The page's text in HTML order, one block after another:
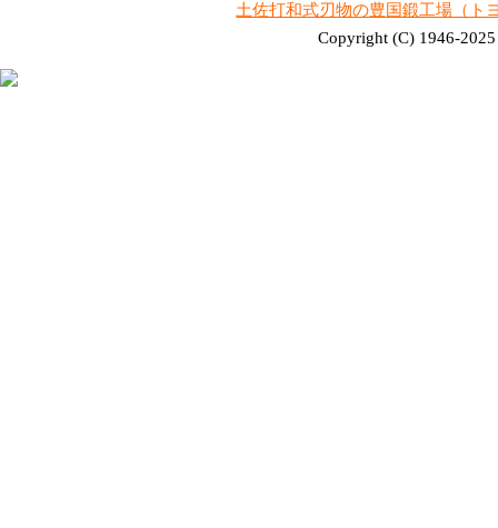
土佐打和式刃物の豊国鍛工場（ト
Copyright (C) 1946-